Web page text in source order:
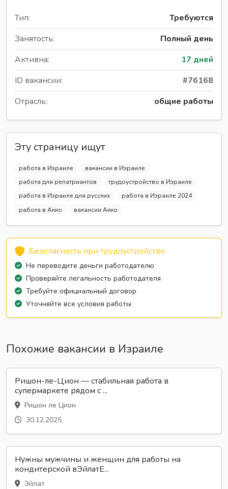
Тип:
Требуются
Занятость:
Полный день
Активна:
17 дней
ID вакансии:
#76168
Отрасль:
общие работы
Эту страницу ищут
работа в Израиле
вакансии в Израиле
работа для репатриантов
трудоустройство в Израиле
работа в Израиле для русских
работа в Израиле 2024
работа в Акко
вакансии Акко
Безопасность при трудоустройстве
Не переводите деньги работодателю
Проверяйте легальность работодателя
Требуйте официальный договор
Уточняйте все условия работы
Похожие вакансии в Израиле
Ришон-ле-Цион — стабильная работа в
супермаркете рядом с ...
Ришон ле Цион
30.12.2025
Нужны мужчины и женщин для работы на
кондитерской вЭйлатЕ...
Эйлат